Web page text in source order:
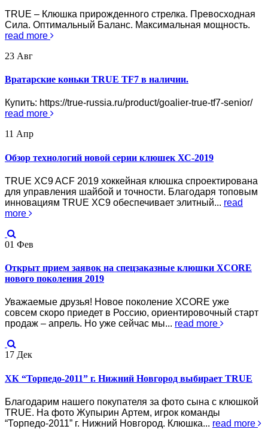
TRUE – Клюшка прирожденного стрелка. Превосходная
Сила. Оптимальный Баланс. Максимальная мощность.
read more
23 Авг
Вратарские коньки TRUE TF7 в наличии.
Купить: https://true-russia.ru/product/goalier-true-tf7-senior/
read more
11 Апр
Обзор технологий новой серии клюшек ХС-2019
TRUE XC9 ACF 2019 хоккейная клюшка спроектирована
для управления шайбой и точности. Благодаря топовым
инновациям TRUE XC9 обеспечивает элитный... read
more
01 Фев
Открыт прием заявок на спецзаказные клюшки XCORE
нового поколения 2019
Уважаемые друзья! Новое поколение XCORE уже
совсем скоро приедет в Россию, ориентировочный старт
продаж – апрель. Но уже сейчас мы... read more
17 Дек
ХК “Торпедо-2011” г. Нижний Новгород выбирает TRUE
Благодарим нашего покупателя за фото сына с клюшкой
TRUE. На фото Жупырин Артем, игрок команды
“Торпедо-2011” г. Нижний Новгород. Клюшка... read more